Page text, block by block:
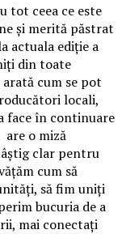
tot ceea ce este
și merită păstrat
actuala ediție a
din toate
cum se pot
locali,
face în continuare
are o miză
clar pentru
cum să
să fim uniți
bucuria de a
mai conectați